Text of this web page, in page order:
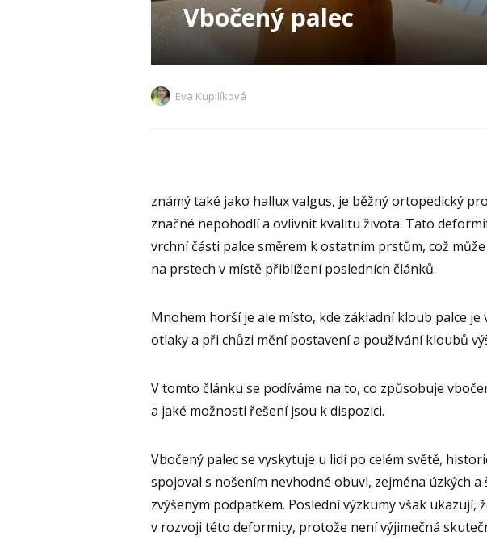
Vbočený palec
Eva Kupilíková
známý také jako hallux valgus, je běžný ortopedický
značné nepohodlí a ovlivnit kvalitu života. Tato
vrchní části palce směrem k ostatním prstům, což
na prstech v místě přiblížení posledních článků.
Mnohem horší je ale místo, kde základní kloub palce je
otlaky a při chůzi mění postavení a používání kloubů
V tomto článku se podíváme na to, co způsobuje
a jaké možnosti řešení jsou k dispozici.
Vbočený palec se vyskytuje u lidí po celém světě,
spojoval s nošením nevhodné obuvi, zejména úzkých
zvýšeným podpatkem. Poslední výzkumy však
v rozvoji této deformity, protože není výjimečná